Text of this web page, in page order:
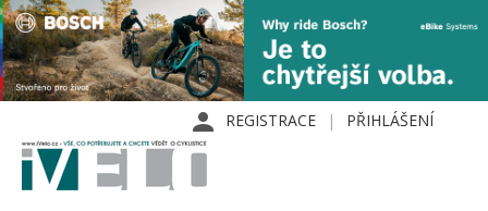
REGISTRACE PŘIHLÁŠENÍ